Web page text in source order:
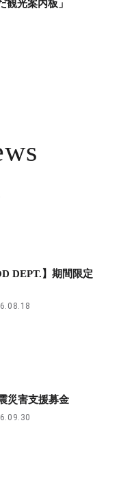
観光案内板」
DEPT.】期間限定
災害支援募金